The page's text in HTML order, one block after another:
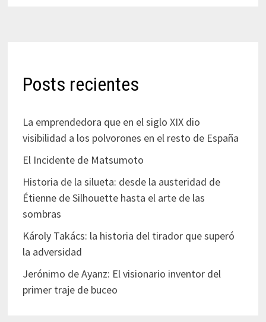
Posts recientes
La emprendedora que en el siglo XIX dio
visibilidad a los polvorones en el resto de España
El Incidente de Matsumoto
Historia de la silueta: desde la austeridad de
Étienne de Silhouette hasta el arte de las
sombras
Károly Takács: la historia del tirador que superó
la adversidad
Jerónimo de Ayanz: El visionario inventor del
primer traje de buceo